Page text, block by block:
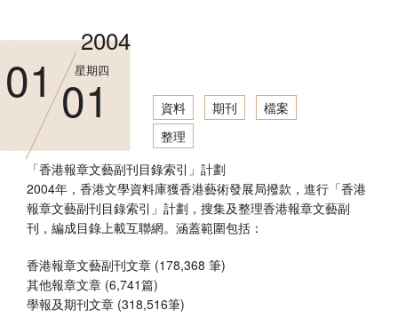
2004
01
01 星期四
資料 期刊
檔案
整理
「香港報章文藝副刊目錄索引」計劃
2004年，香港文學資料庫獲香港藝術發展局撥款，進行「香港
報章文藝副刊目錄索引」計劃，搜集及整理香港報章文藝副
刊，編成目錄上載互聯網。涵蓋範圍包括：
香港報章文藝副刊文章 (178,368 筆)
其他報章文章 (6,741篇)
學報及期刊文章 (318,516筆)